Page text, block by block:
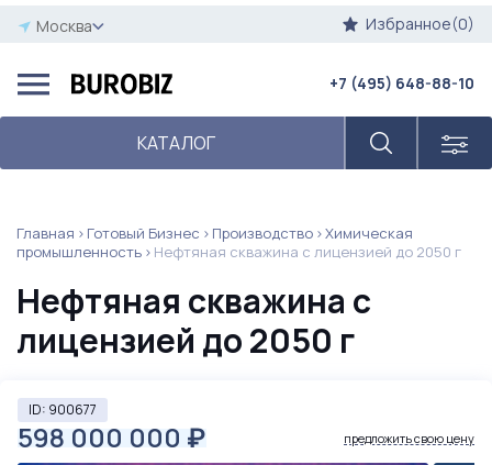
Москва Избранное(0)
КАТАЛОГ
+7 (495) 648-88-10
Главная Готовый Бизнес Производство
Химическая
промышленность
Нефтяная скважина с лицензией до 2050 г
Нефтяная скважина с
лицензией до 2050 г
ID: 900677
598 000 000 ₽ предложить свою цену